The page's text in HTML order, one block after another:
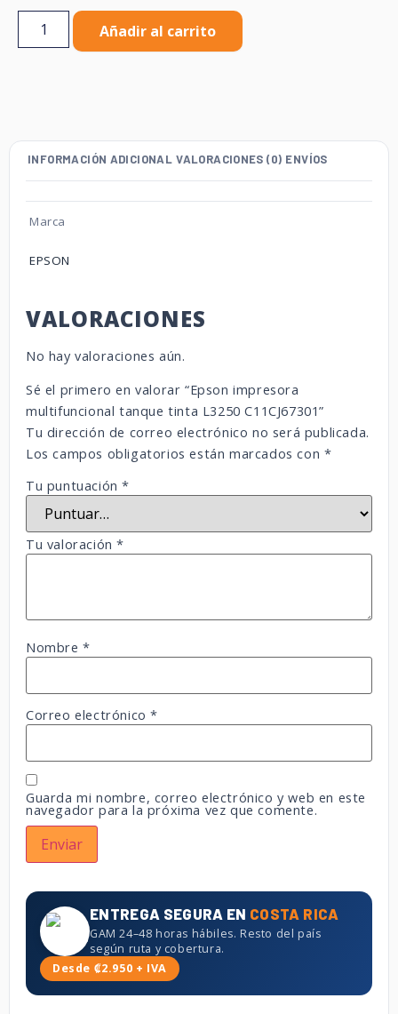
Añadir al carrito
INFORMACIÓN ADICIONAL VALORACIONES (0) ENVÍOS
Marca
EPSON
VALORACIONES
No hay valoraciones aún.
Sé el primero en valorar “Epson impresora
multifuncional tanque tinta L3250 C11CJ67301”
Tu dirección de correo electrónico no será publicada.
Los campos obligatorios están marcados con *
Tu puntuación*
Tu valoración*
Nombre*
Correo electrónico*
Guarda mi nombre, correo electrónico y web en este
navegador para la próxima vez que comente.
ENTREGA SEGURA EN COSTA RICA
GAM 24–48 horas hábiles. Resto del país
según ruta y cobertura.
Desde ₡2.950 + IVA